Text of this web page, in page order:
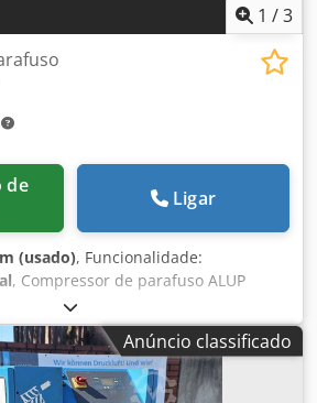
1 /3
Ligar
(usado), Funcionalidade:
, Compressor de parafuso ALUP
Dsdpezmw A Hsfx Alnock vazão:
kW; pressão máxima: 10 bar; horas
h; compressor em perfeito
preço líquido: 5200 PLN preço
o vídeo abaixo.
Anúncio classificado